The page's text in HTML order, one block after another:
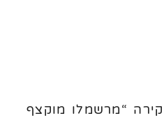
“מרשמלו מוקצף